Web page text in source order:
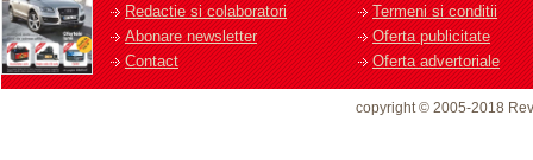
Redactie si colaboratori
Abonare newsletter
Contact
Termeni si conditii
Oferta publicitate
Oferta advertoriale
copyright © 2005-2018